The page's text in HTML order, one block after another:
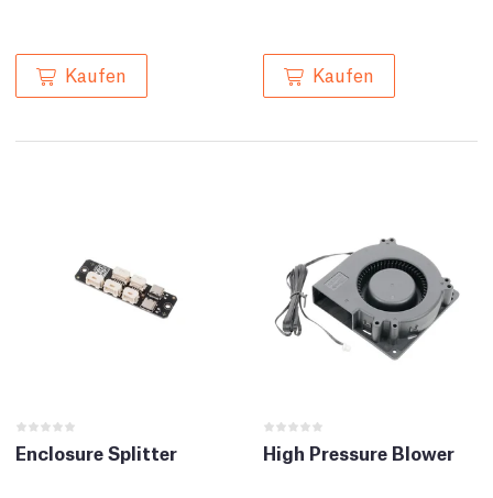
Kaufen Kaufen
Enclosure Splitter High Pressure Blower